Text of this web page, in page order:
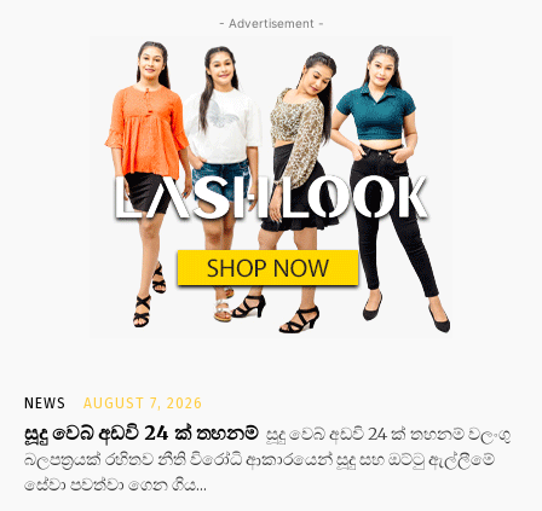
- Advertisement -
NEWS AUGUST 7, 2026
සූදු වෙබ් අඩවි 24 ක් තහනම් සූදු වෙබ් අඩවි 24 ක් තහනම් වලංගු
බලපත්‍රයක් රහිතව නීති විරෝධි ආකාරයෙන් සූදු සහ ඔට්ටු ඇල්ලීමේ
සේවා පවත්වා ගෙන ගිය...